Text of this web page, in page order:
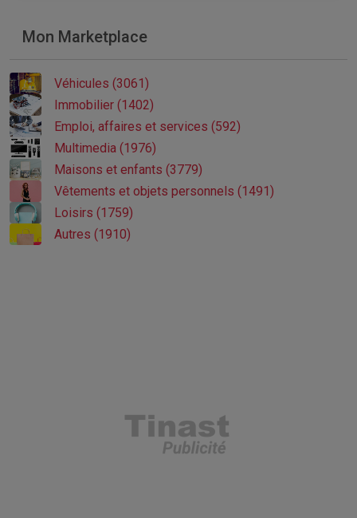
Mon Marketplace
Véhicules (3061)
Immobilier (1402)
Emploi, affaires et services (592)
Multimedia (1976)
Maisons et enfants (3779)
Vêtements et objets personnels (1491)
Loisirs (1759)
Autres (1910)